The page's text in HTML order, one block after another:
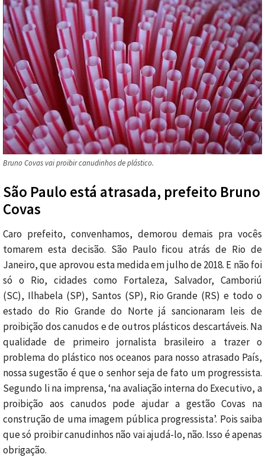
Bruno Covas vai proibir canudinhos de plástico.
São Paulo está atrasada, prefeito Bruno
Covas
Caro prefeito, convenhamos, demorou demais pra vocês
tomarem esta decisão. São Paulo ficou atrás de Rio de
Janeiro, que aprovou esta medida em julho de 2018. E não foi
só o Rio, cidades como Fortaleza, Salvador, Camboriú
(SC), Ilhabela (SP), Santos (SP), Rio Grande (RS) e todo o
estado do Rio Grande do Norte já sancionaram leis de
proibição dos canudos e de outros plásticos descartáveis. Na
qualidade de primeiro jornalista brasileiro a trazer o
problema do plástico nos oceanos para nosso atrasado País,
nossa sugestão é que o senhor seja de fato um progressista.
Segundo li na imprensa, ‘na avaliação interna do Executivo, a
proibição aos canudos pode ajudar a gestão Covas na
construção de uma imagem pública progressista’. Pois saiba
que só proibir canudinhos não vai ajudá-lo, não. Isso é apenas
obrigação.